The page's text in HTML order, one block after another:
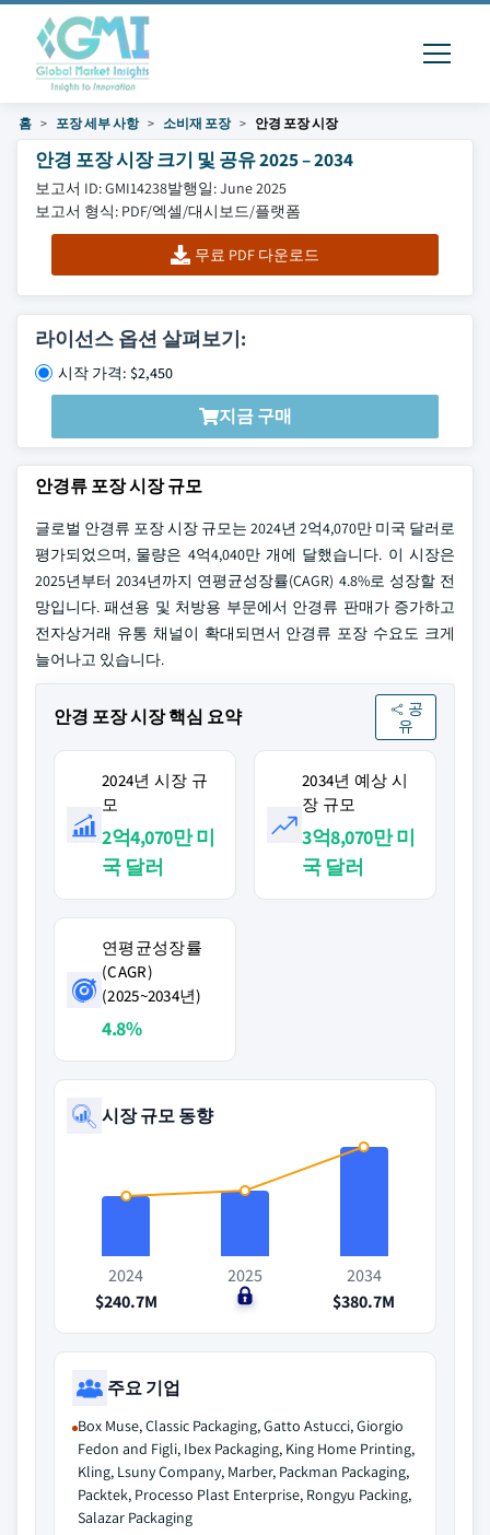
홈 포장 세부 사항 소비재 포장 안경 포장 시장
안경 포장 시장 크기 및 공유 2025 – 2034
보고서 ID: GMI14238발행일: June 2025
보고서 형식: PDF/엑셀/대시보드/플랫폼
무료 PDF 다운로드
라이선스 옵션 살펴보기:
시작 가격: $2,450
지금 구매
안경류 포장 시장 규모
글로벌 안경류 포장 시장 규모는 2024년 2억4,070만 미국 달러로
평가되었으며, 물량은 4억4,040만 개에 달했습니다. 이 시장은
2025년부터 2034년까지 연평균성장률(CAGR) 4.8%로 성장할 전
망입니다. 패션용 및 처방용 부문에서 안경류 판매가 증가하고
전자상거래 유통 채널이 확대되면서 안경류 포장 수요도 크게
늘어나고 있습니다.
안경 포장 시장 핵심 요약
공
유
2024년 시장 규
모
2억4,070만 미
국 달러
2034년 예상 시
장 규모
3억8,070만 미
국 달러
연평균성장률
(CAGR)
(2025~2034년)
4.8%
시장 규모 동향
2024
$240.7M
2025
$0
2034
$380.7M
주요 기업
Box Muse, Classic Packaging, Gatto Astucci, Giorgio
Fedon and Figli, Ibex Packaging, King Home Printing,
Kling, Lsuny Company, Marber, Packman Packaging,
Packtek, Processo Plast Enterprise, Rongyu Packing,
Salazar Packaging